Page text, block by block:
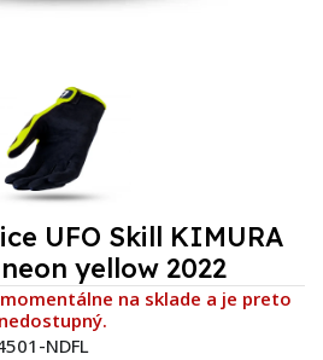
UFO Skill KIMURA
yellow 2022
na sklade a je preto
nedostupný.
NDFL